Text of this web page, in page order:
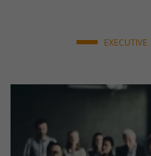
EXECUTIVE